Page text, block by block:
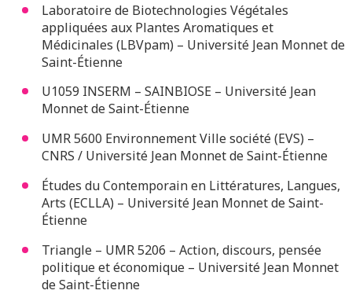
Laboratoire de Biotechnologies Végétales
appliquées aux Plantes Aromatiques et
Médicinales (LBVpam) – Université Jean Monnet de
Saint-Étienne
U1059 INSERM – SAINBIOSE – Université Jean
Monnet de Saint-Étienne
UMR 5600 Environnement Ville société (EVS) –
CNRS / Université Jean Monnet de Saint-Étienne
Études du Contemporain en Littératures, Langues,
Arts (ECLLA) – Université Jean Monnet de Saint-
Étienne
Triangle – UMR 5206 – Action, discours, pensée
politique et économique – Université Jean Monnet
de Saint-Étienne